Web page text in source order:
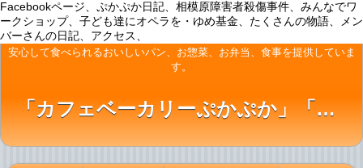
Facebookページ、ぷかぷか日記、相模原障害者殺傷事件、みんなでワ
ークショップ、子ども達にオペラを・ゆめ基金、たくさんの物語、メン
バーさんの日記、アクセス、
安心して食べられるおいしいパン、お惣菜、お弁当、食事を提供していま
す。
「カフェベーカリーぷかぷか」「ぷかぷかカフェ」「おひさまの台所」「アート屋わんど」